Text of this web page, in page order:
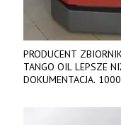
PRODUCENT
TANGO OIL LEPSZE
DOKUMENTACJA.
842 737, www.tango-